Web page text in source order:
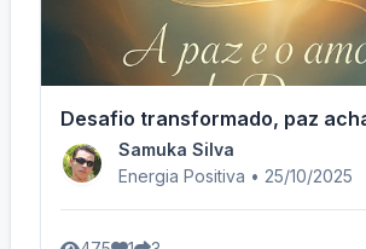
Desafio transformado, paz
Samuka Silva
Energia Positiva • 25/10/2025